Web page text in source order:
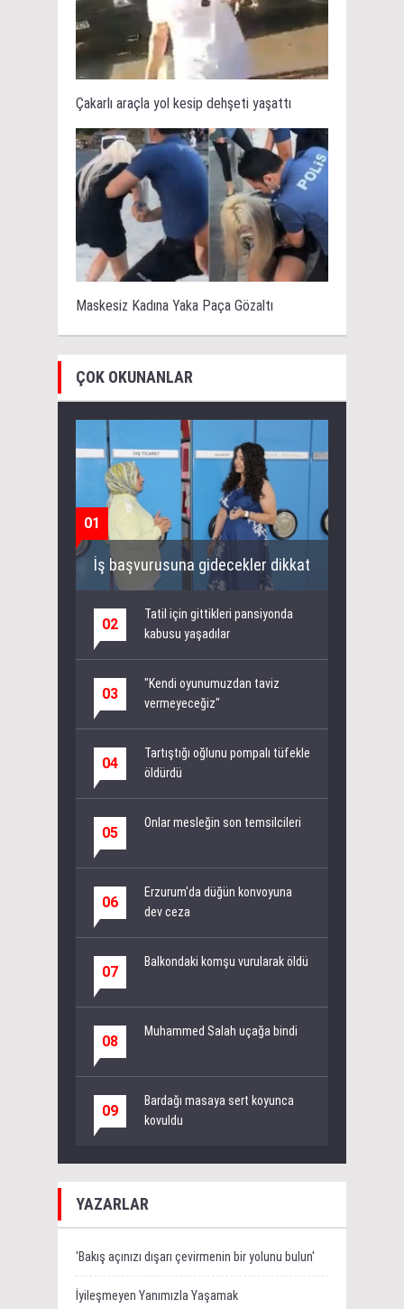
Çakarlı araçla yol kesip dehşeti yaşattı
Maskesiz Kadına Yaka Paça Gözaltı
ÇOK OKUNANLAR
01
İş başvurusuna gidecekler dikkat
02
Tatil için gittikleri pansiyonda
kabusu yaşadılar
03
"Kendi oyunumuzdan taviz
vermeyeceğiz"
04
Tartıştığı oğlunu pompalı tüfekle
öldürdü
05
Onlar mesleğin son temsilcileri
06
Erzurum'da düğün konvoyuna
dev ceza
07
Balkondaki komşu vurularak öldü
08
Muhammed Salah uçağa bindi
09
Bardağı masaya sert koyunca
kovuldu
YAZARLAR
'Bakış açınızı dışarı çevirmenin bir yolunu bulun'
İyileşmeyen Yanımızla Yaşamak